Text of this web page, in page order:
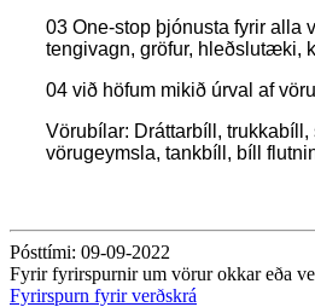
03 One-stop þjónusta fyrir alla
tengivagn, gröfur, hleðslutæki,
04 við höfum mikið úrval af
Vörubílar: Dráttarbíll,
vörugeymsla, tankbíll, bíll
Pósttími: 09-09-2022
Fyrir fyrirspurnir um vörur okkar eða
Fyrirspurn fyrir verðskrá